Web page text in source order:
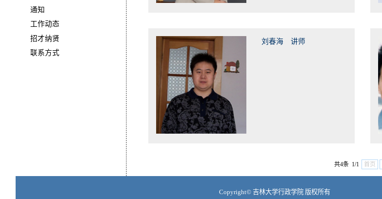
通知
工作动态
招才纳贤
联系方式
刘春海 讲师
共4条 1/1 首页
Copyright© 吉林大学行政学院 版权所有